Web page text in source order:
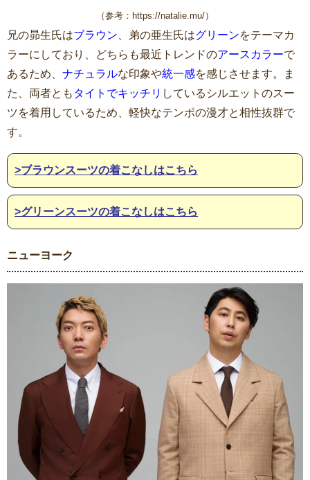
（参考：https://natalie.mu/）
兄の昴生氏はブラウン 、弟の亜生氏はグリーンをテーマカ
ラーにしており、どちらも最近トレンドのアースカラーで
あるため、 ナチュラルな印象や統一感を感じさせます。ま
た、両者とも タイトでキッチリ しているシルエットのスー
ツを着用しているため、軽快なテンポの漫才と相性抜群で
す。
>ブラウンスーツの着こなしはこちら
>グリーンスーツの着こなしはこちら
ニューヨーク